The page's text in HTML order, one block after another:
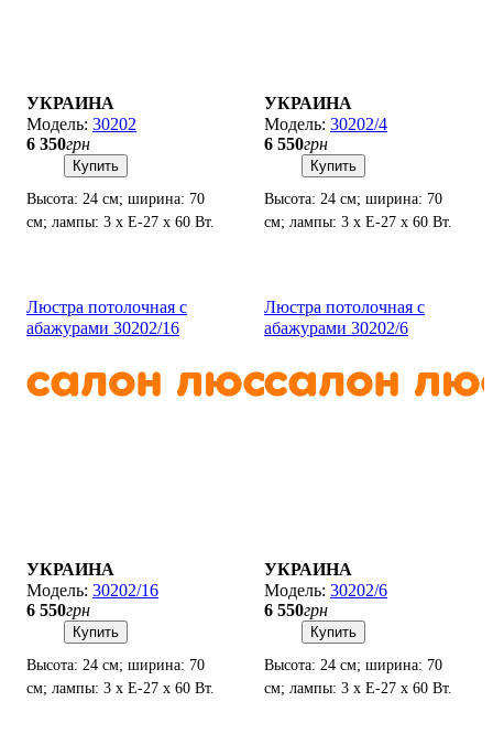
УКРАИНА
30202
6 350грн
Купить
Высота: 24 см; ширина: 70
см; лампы: 3 х Е-27 х 60 Вт.
УКРАИНА
30202/4
6 550грн
Купить
Высота: 24 см; ширина: 70
см; лампы: 3 х Е-27 х 60 Вт.
Люстра потолочная с
абажурами 30202/16
УКРАИНА
30202/16
6 550грн
Купить
Высота: 24 см; ширина: 70
см; лампы: 3 х Е-27 х 60 Вт.
Люстра потолочная с
абажурами 30202/6
УКРАИНА
30202/6
6 550грн
Купить
Высота: 24 см; ширина: 70
см; лампы: 3 х Е-27 х 60 Вт.